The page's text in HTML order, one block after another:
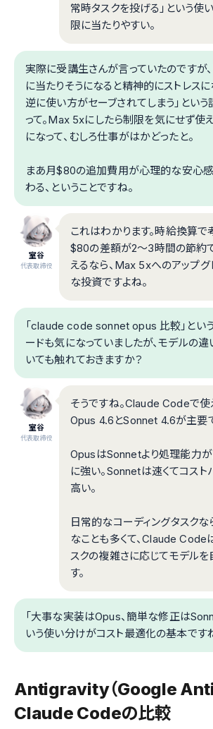
常時タスクを投げる」という使
限に当たりやすい。
実際に受講生さんが言っていたのですが、
に当たりそうになると精神的にストレスに
逆に使い方がセーブされてしまう」という
って。Max 5xにしたら制限を気にせず使
になって、むしろ仕事がはかどったと。
まあ月$80の追加費用が心理的な安心
わる、ということですね。
室谷
代表取締役
これはわかります。時給換算で
$80の差額が2〜3時間の節約
えるなら、Max 5xへのアップ
な投資ですよね。
「claude code sonnet opus 比較」とい
ードも気になっていましたが、モデルの違
いても触れておきますか？
室谷
代表取締役
そうですね。Claude Codeで使
Opus 4.6とSonnet 4.6が主要で
OpusはSonnetより処理能力が
に強い。Sonnetは速くてコスト
高い。
日常的なコーディングタスク
なことも多くて、Claude Code
スクの複雑さに応じてモデル
す。
「大事な実装はOpus、簡単な修正は
いう使い分けがコスト最適化の基本です
Antigravity（Google
Claude Codeの比較